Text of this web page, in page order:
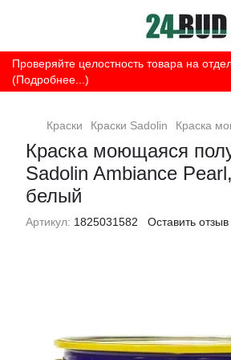
Проверяйте целостность товара на
(Подробнее...)
Краски Краски Sadolin Краска
Краска моющаяся
Sadolin Ambiance
белый
Артикул: 1825031582 Оставить отзыв